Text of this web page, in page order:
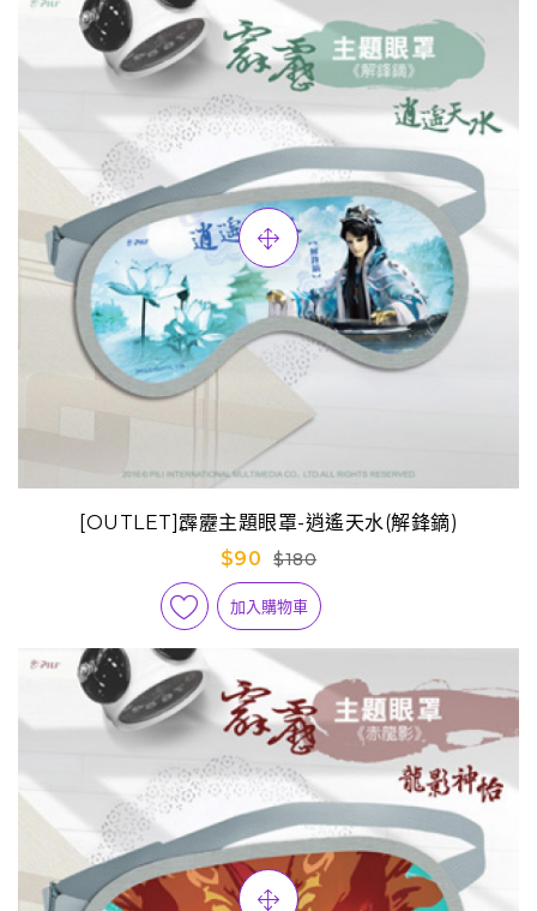
[OUTLET]霹靂主題眼罩-逍遙天水(解鋒鏑)
$90
$180
加入購物車